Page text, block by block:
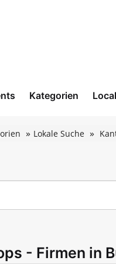
Kategorien Local
Lokale Suche
- Firmen in